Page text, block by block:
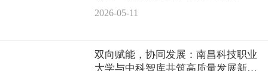
2026-05-11
双向赋能，协同发展：南昌科技职业
大学与中科智库共筑高质量发展新平